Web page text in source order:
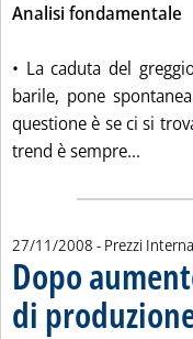
Analisi fondamentale
• La caduta del
barile, pone
questione è se ci si
trend è sempre...
27/11/2008 - Prezzi
Dopo
di